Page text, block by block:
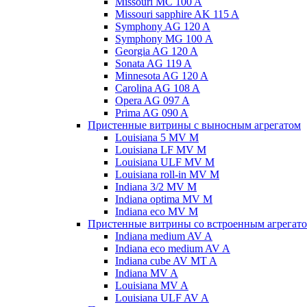
Missouri sapphire AK 115 A
Symphony AG 120 A
Symphony MG 100 А
Georgia AG 120 A
Sonata AG 119 A
Minnesota AG 120 A
Carolina AG 108 A
Opera AG 097 A
Prima AG 090 A
Пристенные витрины с выносным агрегатом
Louisiana 5 MV M
Louisiana LF MV M
Louisiana ULF MV M
Louisiana roll-in MV M
Indiana 3/2 MV M
Indiana optima MV M
Indiana eco MV M
Пристенные витрины со встроенным
Indiana medium AV A
Indiana eco medium AV A
Indiana cube AV MT A
Indiana MV A
Louisiana MV A
Louisiana ULF AV A